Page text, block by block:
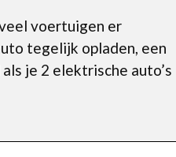
voertuigen er
tegelijk opladen, een
je 2 elektrische auto’s